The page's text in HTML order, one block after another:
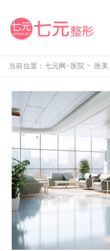
当前位置： 七元网>医院 > 医美